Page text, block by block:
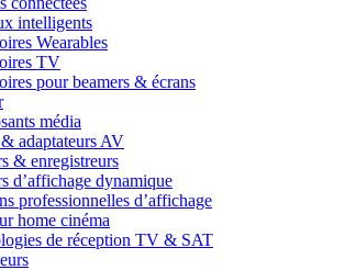
intelligents
Wearables
TV
pour beamers & écrans
média
adaptateurs AV
& enregistreurs
d’affichage dynamique
professionnelles d’affichage
home cinéma
de réception TV & SAT